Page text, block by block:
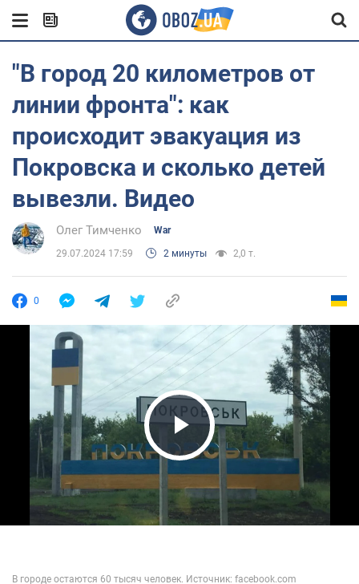
"В город 20 километров от
линии фронта": как
происходит эвакуация из
Покровска и сколько детей
вывезли. Видео
Олег Тимченко War
29.07.2024 17:59 2 минуты 2,0 т.
0
Play Video